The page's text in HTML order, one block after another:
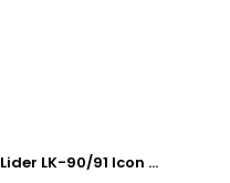
Lider LK-90/91 Icon ...